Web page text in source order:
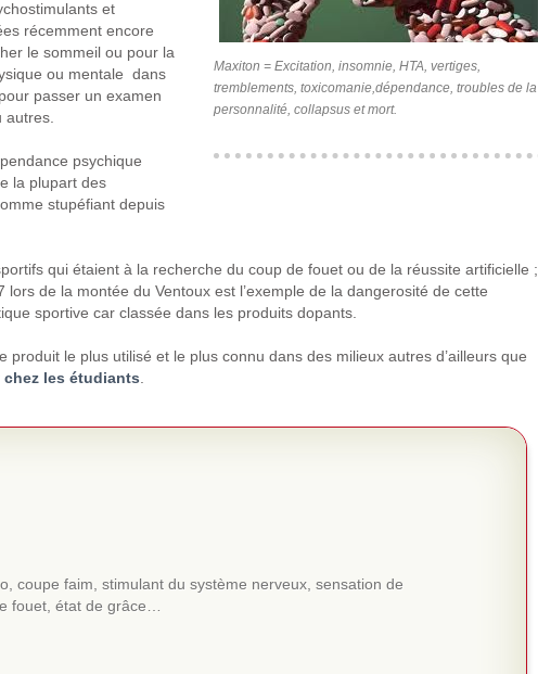
Maxiton = Excitation, insomnie, HTA, vertiges,
tremblements, toxicomanie,dépendance, troubles de la
personnalité, collapsus et mort.
et
récemment encore
le sommeil ou pour la
ou mentale dans
passer un examen
psychique
la plupart des
stupéfiant depuis
qui étaient à la recherche du coup de fouet ou de la réussite artificielle ;
lors de la montée du Ventoux est l’exemple de la dangerosité de cette
sportive car classée dans les produits dopants.
produit le plus utilisé et le plus connu dans des milieux autres d’ailleurs que
chez les étudiants
coupe faim, stimulant du système nerveux, sensation de
fouet, état de grâce…